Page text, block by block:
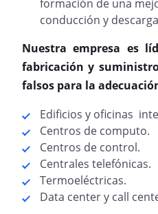
formación de una
conducción y
Nuestra empresa es
fabricación y
falsos para la
Edificios y oficinas
Centros de computo.
Centros de control.
Centrales telefónicas.
Termoeléctricas.
Data center y call